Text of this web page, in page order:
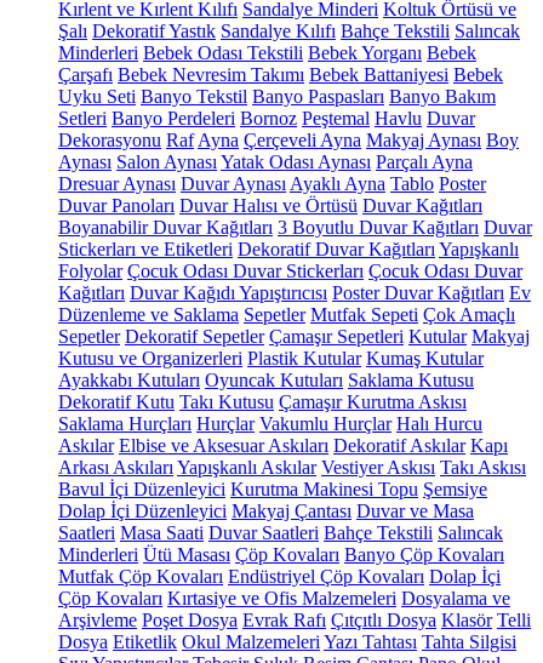
Kırlent ve Kırlent Kılıfı Sandalye Minderi Koltuk Örtüsü ve
Şalı Dekoratif Yastık Sandalye Kılıfı Bahçe Tekstili Salıncak
Minderleri Bebek Odası Tekstili Bebek Yorganı Bebek
Çarşafı Bebek Nevresim Takımı Bebek Battaniyesi Bebek
Uyku Seti Banyo Tekstil Banyo Paspasları Banyo Bakım
Setleri Banyo Perdeleri Bornoz Peştemal Havlu Duvar
Dekorasyonu Raf Ayna Çerçeveli Ayna Makyaj Aynası Boy
Aynası Salon Aynası Yatak Odası Aynası Parçalı Ayna
Dresuar Aynası Duvar Aynası Ayaklı Ayna Tablo Poster
Duvar Panoları Duvar Halısı ve Örtüsü Duvar Kağıtları
Boyanabilir Duvar Kağıtları 3 Boyutlu Duvar Kağıtları Duvar
Stickerları ve Etiketleri Dekoratif Duvar Kağıtları Yapışkanlı
Folyolar Çocuk Odası Duvar Stickerları Çocuk Odası Duvar
Kağıtları Duvar Kağıdı Yapıştırıcısı Poster Duvar Kağıtları Ev
Düzenleme ve Saklama Sepetler Mutfak Sepeti Çok Amaçlı
Sepetler Dekoratif Sepetler Çamaşır Sepetleri Kutular Makyaj
Kutusu ve Organizerleri Plastik Kutular Kumaş Kutular
Ayakkabı Kutuları Oyuncak Kutuları Saklama Kutusu
Dekoratif Kutu Takı Kutusu Çamaşır Kurutma Askısı
Saklama Hurçları Hurçlar Vakumlu Hurçlar Halı Hurcu
Askılar Elbise ve Aksesuar Askıları Dekoratif Askılar Kapı
Arkası Askıları Yapışkanlı Askılar Vestiyer Askısı Takı Askısı
Bavul İçi Düzenleyici Kurutma Makinesi Topu Şemsiye
Dolap İçi Düzenleyici Makyaj Çantası Duvar ve Masa
Saatleri Masa Saati Duvar Saatleri Bahçe Tekstili Salıncak
Minderleri Ütü Masası Çöp Kovaları Banyo Çöp Kovaları
Mutfak Çöp Kovaları Endüstriyel Çöp Kovaları Dolap İçi
Çöp Kovaları Kırtasiye ve Ofis Malzemeleri Dosyalama ve
Arşivleme Poşet Dosya Evrak Rafı Çıtçıtlı Dosya Klasör Telli
Dosya Etiketlik Okul Malzemeleri Yazı Tahtası Tahta Silgisi